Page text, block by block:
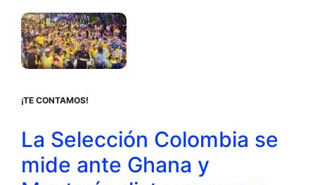
¡TE CONTAMOS!
La Selección Colombia se
mide ante Ghana y